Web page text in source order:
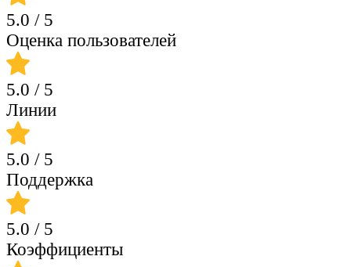
5.0 / 5
Оценка пользователей
5.0 / 5
Линии
5.0 / 5
Поддержка
5.0 / 5
Коэффициенты